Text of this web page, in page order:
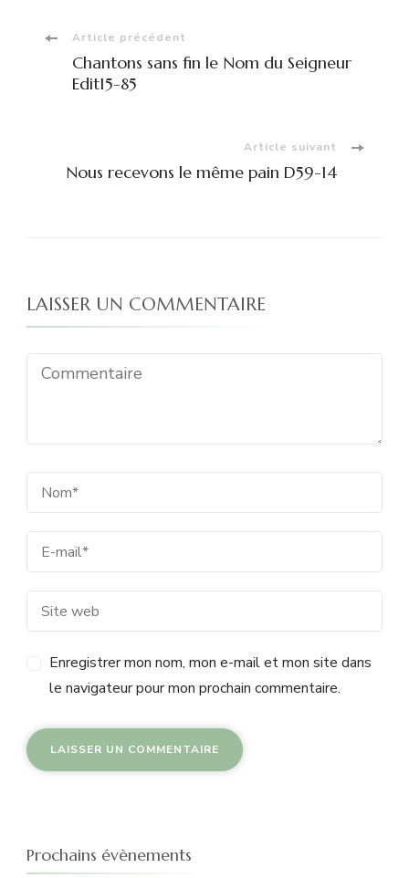
Navigation
d'article
Article précédent
Chantons sans fin le Nom du Seigneur
Edit15-85
Article suivant
Nous recevons le même pain D59-14
LAISSER UN COMMENTAIRE
Enregistrer mon nom, mon e-mail et mon site dans
le navigateur pour mon prochain commentaire.
Prochains évènements